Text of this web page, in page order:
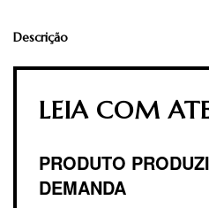
Descrição
LEIA COM
PRODUTO
DEMANDA